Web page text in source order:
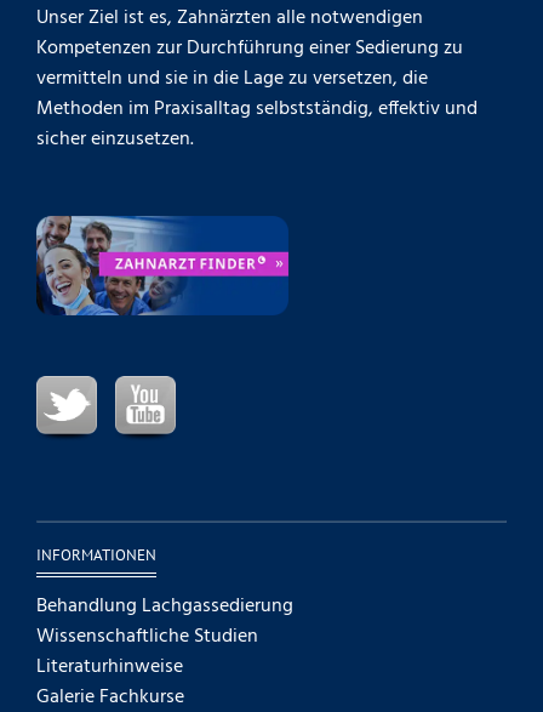
Unser Ziel ist es, Zahnärzten alle notwendigen
Kompetenzen zur Durchführung einer Sedierung zu
vermitteln und sie in die Lage zu versetzen, die
Methoden im Praxisalltag selbstständig, effektiv und
sicher einzusetzen.
INFORMATIONEN
Behandlung Lachgassedierung
Wissenschaftliche Studien
Literaturhinweise
Galerie Fachkurse